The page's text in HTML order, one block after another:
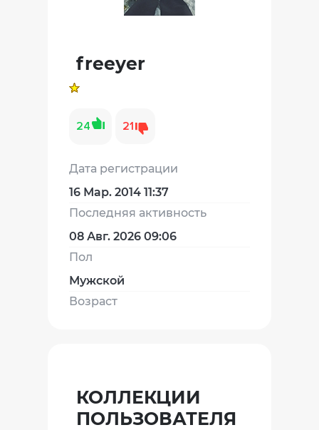
freeyer
24 21
Дата регистрации
16 Мар. 2014 11:37
Последняя активность
08 Авг. 2026 09:06
Пол
Мужской
Возраст
КОЛЛЕКЦИИ
ПОЛЬЗОВАТЕЛЯ